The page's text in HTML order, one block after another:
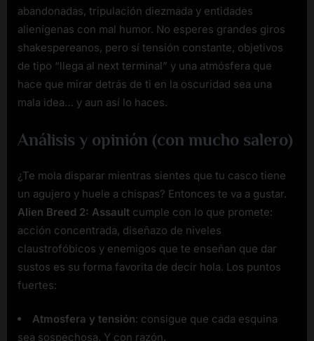
abandonadas, tripulación diezmada y entidades
alienígenas con mal humor. No esperes grandes giros
shakespereanos, pero sí tensión constante, objetivos
de tipo “llega al next terminal” y una atmósfera que
hace que mirar detrás de ti en la oscuridad sea una
mala idea… y aun así lo haces.
Análisis y opinión (con mucho salero)
¿Te mola disparar mientras sientes que tu casco tiene
un agujero y huele a chispas? Entonces te va a gustar.
Alien Breed 2: Assault cumple con lo que promete:
acción concentrada, diseñazo de niveles
claustrofóbicos y enemigos que te enseñan que dar
sustos es su forma favorita de decir hola. Los puntos
fuertes:
Atmosfera y tensión: consigue que cada esquina
sea sospechosa. Y con razón.